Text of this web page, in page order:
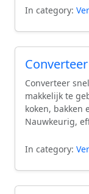
In category:
Converteer
makkelijk te
koken, bakken
Nauwkeurig,
In category: